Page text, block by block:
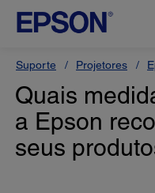
Suporte Projetores
Quais
a Epson
seus